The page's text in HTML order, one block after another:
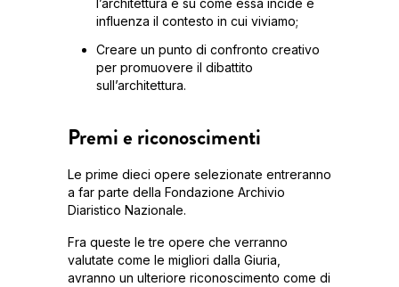
l’architettura e su come essa incide e
influenza il contesto in cui viviamo;
Creare un punto di confronto creativo
per promuovere il dibattito
sull’architettura.
Premi e riconoscimenti
Le prime dieci opere selezionate entreranno
a far parte della Fondazione Archivio
Diaristico Nazionale.
Fra queste le tre opere che verranno
valutate come le migliori dalla Giuria,
avranno un ulteriore riconoscimento come di